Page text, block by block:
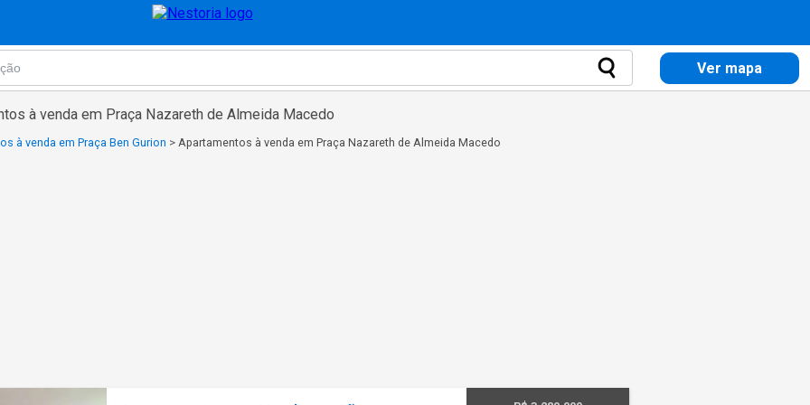
Ver mapa
à venda em Praça Nazareth de Almeida Macedo
à venda em Praça Ben Gurion > Apartamentos à venda em Praça Nazareth de Almeida Macedo